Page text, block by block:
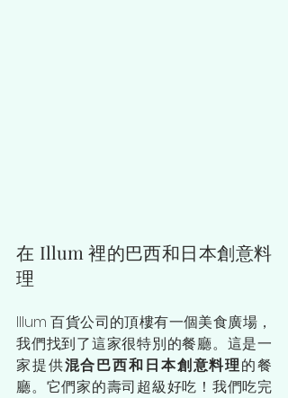
在 Illum 裡的巴西和日本創意料
理
Illum 百貨公司的頂樓有一個美食廣場，
我們找到了這家很特別的餐廳。這是一
家提供混合巴西和日本創意料理的餐
廳。它們家的壽司超級好吃！我們吃完